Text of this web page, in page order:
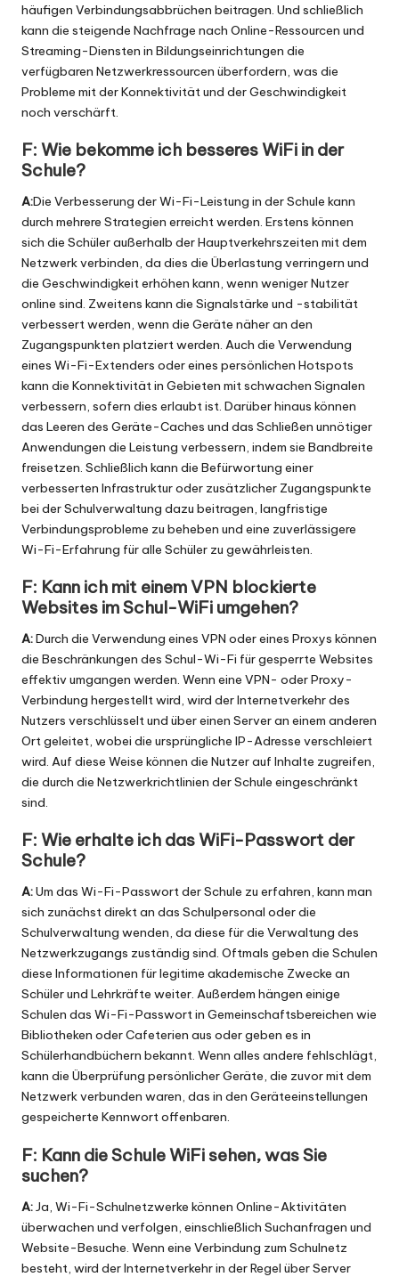
häufigen Verbindungsabbrüchen beitragen. Und schließlich
kann die steigende Nachfrage nach Online-Ressourcen und
Streaming-Diensten in Bildungseinrichtungen die
verfügbaren Netzwerkressourcen überfordern, was die
Probleme mit der Konnektivität und der Geschwindigkeit
noch verschärft.
F: Wie bekomme ich besseres WiFi in der
Schule?
A:Die Verbesserung der Wi-Fi-Leistung in der Schule kann
durch mehrere Strategien erreicht werden. Erstens können
sich die Schüler außerhalb der Hauptverkehrszeiten mit dem
Netzwerk verbinden, da dies die Überlastung verringern und
die Geschwindigkeit erhöhen kann, wenn weniger Nutzer
online sind. Zweitens kann die Signalstärke und -stabilität
verbessert werden, wenn die Geräte näher an den
Zugangspunkten platziert werden. Auch die Verwendung
eines Wi-Fi-Extenders oder eines persönlichen Hotspots
kann die Konnektivität in Gebieten mit schwachen Signalen
verbessern, sofern dies erlaubt ist. Darüber hinaus können
das Leeren des Geräte-Caches und das Schließen unnötiger
Anwendungen die Leistung verbessern, indem sie Bandbreite
freisetzen. Schließlich kann die Befürwortung einer
verbesserten Infrastruktur oder zusätzlicher Zugangspunkte
bei der Schulverwaltung dazu beitragen, langfristige
Verbindungsprobleme zu beheben und eine zuverlässigere
Wi-Fi-Erfahrung für alle Schüler zu gewährleisten.
F: Kann ich mit einem VPN blockierte
Websites im Schul-WiFi umgehen?
A:Durch die Verwendung eines VPN oder eines Proxys können
die Beschränkungen des Schul-Wi-Fi für gesperrte Websites
effektiv umgangen werden. Wenn eine VPN- oder Proxy-
Verbindung hergestellt wird, wird der Internetverkehr des
Nutzers verschlüsselt und über einen Server an einem anderen
Ort geleitet, wobei die ursprüngliche IP-Adresse verschleiert
wird. Auf diese Weise können die Nutzer auf Inhalte zugreifen,
die durch die Netzwerkrichtlinien der Schule eingeschränkt
sind.
F: Wie erhalte ich das WiFi-Passwort der
Schule?
A:Um das Wi-Fi-Passwort der Schule zu erfahren, kann man
sich zunächst direkt an das Schulpersonal oder die
Schulverwaltung wenden, da diese für die Verwaltung des
Netzwerkzugangs zuständig sind. Oftmals geben die Schulen
diese Informationen für legitime akademische Zwecke an
Schüler und Lehrkräfte weiter. Außerdem hängen einige
Schulen das Wi-Fi-Passwort in Gemeinschaftsbereichen wie
Bibliotheken oder Cafeterien aus oder geben es in
Schülerhandbüchern bekannt. Wenn alles andere fehlschlägt,
kann die Überprüfung persönlicher Geräte, die zuvor mit dem
Netzwerk verbunden waren, das in den Geräteeinstellungen
gespeicherte Kennwort offenbaren.
F: Kann die Schule WiFi sehen, was Sie
suchen?
A: Ja, Wi-Fi-Schulnetzwerke können Online-Aktivitäten
überwachen und verfolgen, einschließlich Suchanfragen und
Website-Besuche. Wenn eine Verbindung zum Schulnetz
besteht, wird der Internetverkehr in der Regel über Server